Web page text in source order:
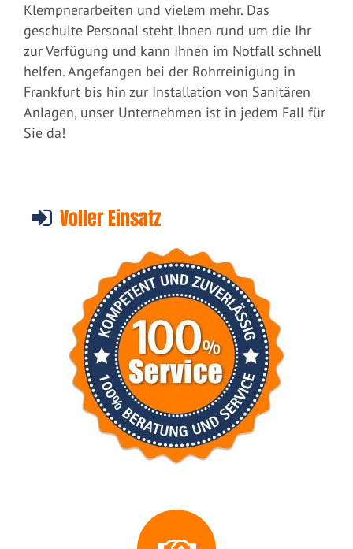
Klempnerarbeiten und vielem mehr. Das
geschulte Personal steht Ihnen rund um die Ihr
zur Verfügung und kann Ihnen im Notfall schnell
helfen. Angefangen bei der Rohrreinigung in
Frankfurt bis hin zur Installation von Sanitären
Anlagen, unser Unternehmen ist in jedem Fall für
Sie da!
Voller Einsatz